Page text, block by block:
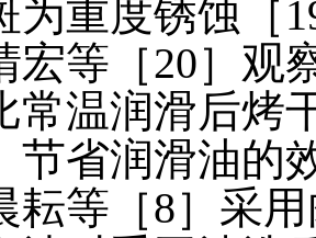
为重度锈蚀［
宏等［20］观
常温润滑后烤
节省润滑油的
耘等［8］采